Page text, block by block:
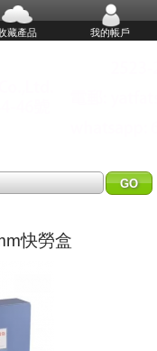
藏產品 我的帳戶
快勞盒